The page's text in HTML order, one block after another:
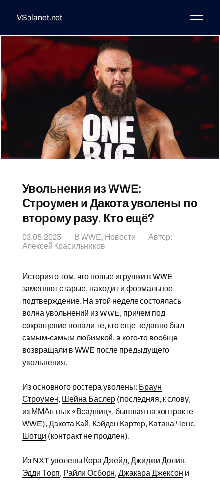
VSplanet.net
Увольнения из WWE:
Строумен и Дакота уволены по
второму разу. Кто ещё?
03.05.2025 В WWE, Новости
Автор:
Алексей Красильников
История о том, что новые игрушки в WWE
заменяют старые, находит и формальное
подтверждение. На этой неделе состоялась
волна увольнений из WWE, причем под
сокращение попали те, кто еще недавно был
самым-самым любимкой, а кого-то вообще
возвращали в WWE после предыдущего
увольнения.
Из основного ростера уволены: Браун
Строумен, Шейна Баслер(последняя, к слову,
из ММАшных «Всадниц», бывшая на контракте
WWE), Дакота Кай, Кэйден Картер, Катана Ченс,
Шотци (контракт не продлен).
Из NXT уволены Кора Джейд, Джиджи Долин,
Эдди Торп, Райли Осборн, Джакара Джексон и